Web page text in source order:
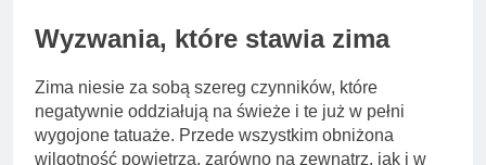
Wyzwania, które stawia zima
Zima niesie za sobą szereg czynników, które
negatywnie oddziałują na świeże i te już w pełni
wygojone tatuaże. Przede wszystkim obniżona
wilgotność powietrza, zarówno na zewnątrz, jak i w